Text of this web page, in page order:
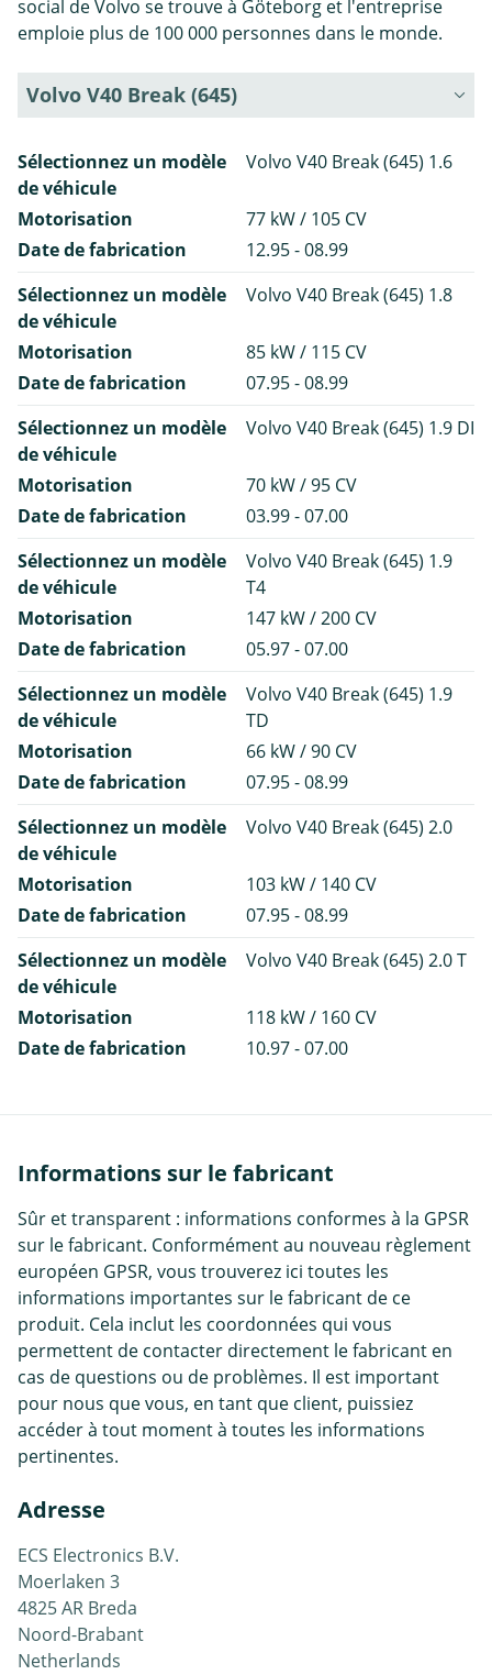
social de Volvo se trouve à Göteborg et l'entreprise
emploie plus de 100 000 personnes dans le monde.
Volvo V40 Break (645)
Sélectionnez un modèle
de véhicule
Volvo V40 Break (645) 1.6
Motorisation
77 kW / 105 CV
Date de fabrication
12.95 - 08.99
Sélectionnez un modèle
de véhicule
Volvo V40 Break (645) 1.8
Motorisation
85 kW / 115 CV
Date de fabrication
07.95 - 08.99
Sélectionnez un modèle
de véhicule
Volvo V40 Break (645) 1.9 DI
Motorisation
70 kW / 95 CV
Date de fabrication
03.99 - 07.00
Sélectionnez un modèle
de véhicule
Volvo V40 Break (645) 1.9
T4
Motorisation
147 kW / 200 CV
Date de fabrication
05.97 - 07.00
Sélectionnez un modèle
de véhicule
Volvo V40 Break (645) 1.9
TD
Motorisation
66 kW / 90 CV
Date de fabrication
07.95 - 08.99
Sélectionnez un modèle
de véhicule
Volvo V40 Break (645) 2.0
Motorisation
103 kW / 140 CV
Date de fabrication
07.95 - 08.99
Sélectionnez un modèle
de véhicule
Volvo V40 Break (645) 2.0 T
Motorisation
118 kW / 160 CV
Date de fabrication
10.97 - 07.00
Informations sur le fabricant
Sûr et transparent : informations conformes à la GPSR
sur le fabricant. Conformément au nouveau règlement
européen GPSR, vous trouverez ici toutes les
informations importantes sur le fabricant de ce
produit. Cela inclut les coordonnées qui vous
permettent de contacter directement le fabricant en
cas de questions ou de problèmes. Il est important
pour nous que vous, en tant que client, puissiez
accéder à tout moment à toutes les informations
pertinentes.
Adresse
ECS Electronics B.V.
Moerlaken 3
4825 AR Breda
Noord-Brabant
Netherlands